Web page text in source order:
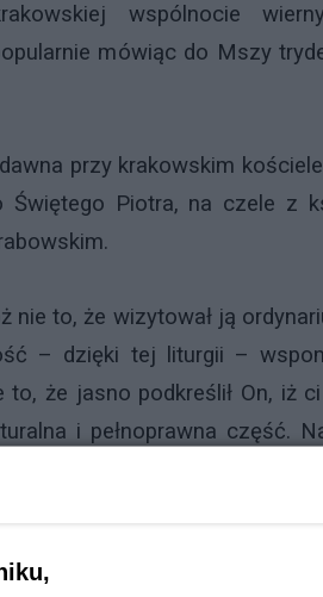
wspólnocie
mówiąc do Mszy
przy krakowskim
Świętego Piotra, na czele z
nie to, że wizytował ją
– dzięki tej liturgii –
że jasno podkreślił On, iż
i pełnoprawna część.
jasno, że posoborowe
mocno odbiega od intencji